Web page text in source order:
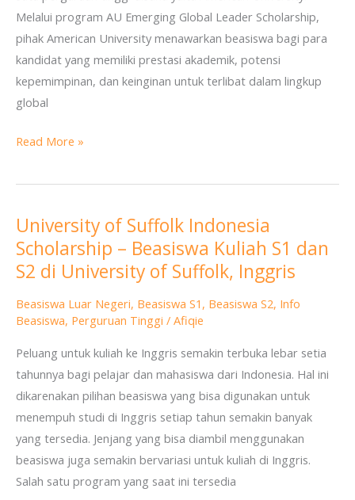
Melalui program AU Emerging Global Leader Scholarship,
pihak American University menawarkan beasiswa bagi para
kandidat yang memiliki prestasi akademik, potensi
kepemimpinan, dan keinginan untuk terlibat dalam lingkup
global
Read More »
University of Suffolk Indonesia
Scholarship – Beasiswa Kuliah S1 dan
S2 di University of Suffolk, Inggris
Beasiswa Luar Negeri, Beasiswa S1 , Beasiswa S2, Info
Beasiswa, Perguruan Tinggi / Afiqie
Peluang untuk kuliah ke Inggris semakin terbuka lebar setia
tahunnya bagi pelajar dan mahasiswa dari Indonesia. Hal ini
dikarenakan pilihan beasiswa yang bisa digunakan untuk
menempuh studi di Inggris setiap tahun semakin banyak
yang tersedia. Jenjang yang bisa diambil menggunakan
beasiswa juga semakin bervariasi untuk kuliah di Inggris.
Salah satu program yang saat ini tersedia
University
of
Suffolk
Scholarship
–
Beasiswa
Kuliah
S1
dan
S2
di
University